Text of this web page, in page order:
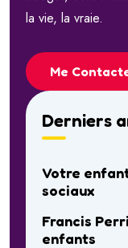
la vie, la vraie.
Me
Derniers
Votre
sociaux
Francis
enfants